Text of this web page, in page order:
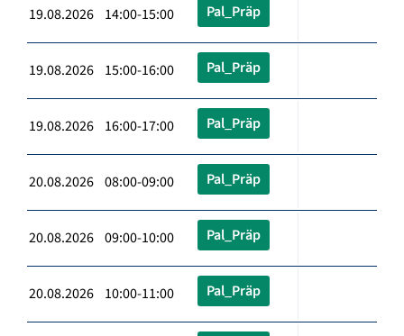
19.08.2026 14:00-15:00 Pal_Präp
19.08.2026 15:00-16:00 Pal_Präp
19.08.2026 16:00-17:00 Pal_Präp
20.08.2026 08:00-09:00 Pal_Präp
20.08.2026 09:00-10:00 Pal_Präp
20.08.2026 10:00-11:00 Pal_Präp